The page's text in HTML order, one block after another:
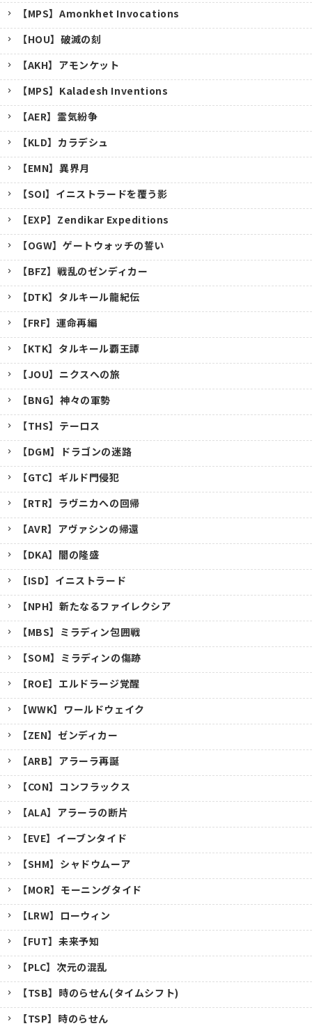
【MPS】Amonkhet Invocations
【HOU】破滅の刻
【AKH】アモンケット
【MPS】Kaladesh Inventions
【AER】霊気紛争
【KLD】カラデシュ
【EMN】異界月
【SOI】イニストラードを覆う影
【EXP】Zendikar Expeditions
【OGW】ゲートウォッチの誓い
【BFZ】戦乱のゼンディカー
【DTK】タルキール龍紀伝
【FRF】運命再編
【KTK】タルキール覇王譚
【JOU】ニクスへの旅
【BNG】神々の軍勢
【THS】テーロス
【DGM】ドラゴンの迷路
【GTC】ギルド門侵犯
【RTR】ラヴニカへの回帰
【AVR】アヴァシンの帰還
【DKA】闇の隆盛
【ISD】イニストラード
【NPH】新たなるファイレクシア
【MBS】ミラディン包囲戦
【SOM】ミラディンの傷跡
【ROE】エルドラージ覚醒
【WWK】ワールドウェイク
【ZEN】ゼンディカー
【ARB】アラーラ再誕
【CON】コンフラックス
【ALA】アラーラの断片
【EVE】イーブンタイド
【SHM】シャドウムーア
【MOR】モーニングタイド
【LRW】ローウィン
【FUT】未来予知
【PLC】次元の混乱
【TSB】時のらせん(タイムシフト)
【TSP】時のらせん